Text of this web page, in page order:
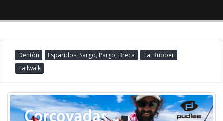
Dentòn Esparidos, Sargo, Pargo, Breca
Tai Rubber
Tailwalk